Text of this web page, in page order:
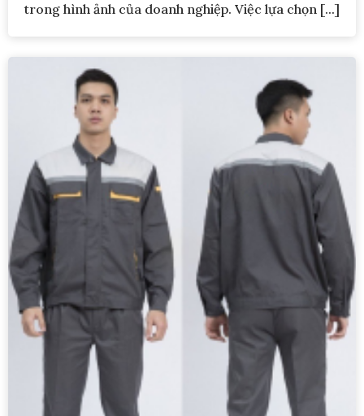
trong hình ảnh của doanh nghiệp. Việc lựa chọn [...]